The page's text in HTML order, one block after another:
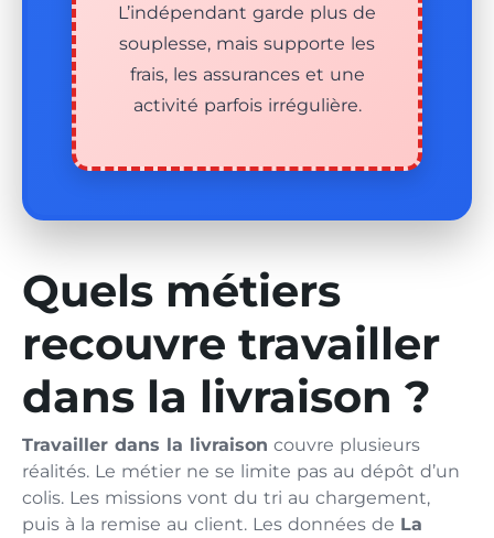
L’indépendant garde plus de
souplesse, mais supporte les
frais, les assurances et une
activité parfois irrégulière.
Quels métiers
recouvre travailler
dans la livraison ?
Travailler dans la livraison couvre plusieurs
réalités. Le métier ne se limite pas au dépôt d’un
colis. Les missions vont du tri au chargement,
puis à la remise au client. Les données de La